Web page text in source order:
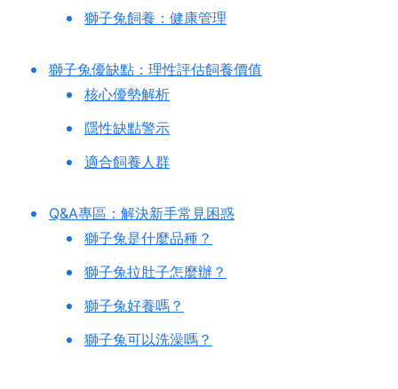
獅子兔飼養：健康管理
獅子兔優缺點：理性評估飼養價值
核心優勢解析
隱性缺點警示
適合飼養人群
Q&A專區：解決新手常見困惑
獅子兔是什麼品種？
獅子兔拉肚子怎麼辦？
獅子兔好養嗎？
獅子兔可以洗澡嗎？